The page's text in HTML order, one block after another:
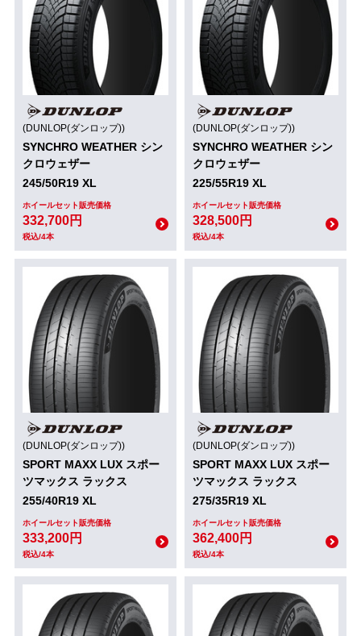
(DUNLOP(ダンロップ))
SYNCHRO WEATHER シン
クロウェザー
245/50R19 XL
ホイールセット販売価格
332,700円
税込/4本
(DUNLOP(ダンロップ))
SYNCHRO WEATHER シン
クロウェザー
225/55R19 XL
ホイールセット販売価格
328,500円
税込/4本
(DUNLOP(ダンロップ))
SPORT MAXX LUX スポー
ツマックス ラックス
255/40R19 XL
ホイールセット販売価格
333,200円
税込/4本
(DUNLOP(ダンロップ))
SPORT MAXX LUX スポー
ツマックス ラックス
275/35R19 XL
ホイールセット販売価格
362,400円
税込/4本